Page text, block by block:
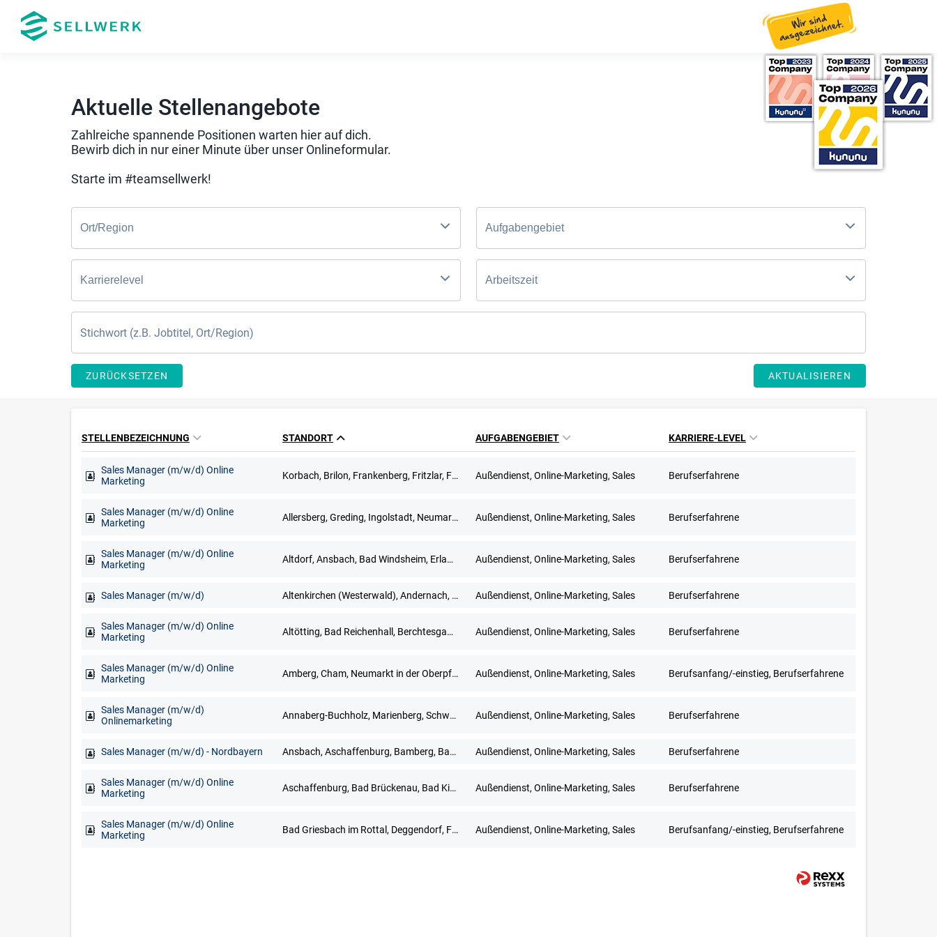
Aktuelle Stellenangebote
Zahlreiche spannende Positionen warten hier auf dich.
Bewirb dich in nur einer Minute über unser Onlineformular.
Starte im #teamsellwerk!
Ort/Region Aufgabengebiet
Karrierelevel Arbeitszeit
ZURÜCKSETZEN AKTUALISIEREN
STELLENBEZEICHNUNG STANDORT AUFGABENGEBIET KARRIERE-LEVEL
Sales Manager (m/w/d) Online
Marketing
Korbach, Brilon, Frankenberg, Fritzlar, Fuldabrück, Kassel, Kirchhain, Marburg, Meschede, Schwalmstadt, Siegen Außendienst, Online-Marketing, Sales Berufserfahrene
Sales Manager (m/w/d) Online
Marketing
Allersberg, Greding, Ingolstadt, Neumarkt in der Oberpfalz, Nürnberg, Roth Außendienst, Online-Marketing, Sales Berufserfahrene
Sales Manager (m/w/d) Online
Marketing
Altdorf, Ansbach, Bad Windsheim, Erlangen, Fürth, Neustadt an der Aisch, Nürnberg, Treuchtlingen, Uffenheim Außendienst, Online-Marketing, Sales Berufserfahrene
Sales Manager (m/w/d) Altenkirchen (Westerwald), Andernach, Bendorf, Cochem, Koblenz, Mayen, Montabaur, Neuwied, Trier, Westerburg Außendienst, Online-Marketing, Sales Berufserfahrene
Sales Manager (m/w/d) Online
Marketing
Altötting, Bad Reichenhall, Berchtesgaden, Freilassing, Grassau, Inzell, Mühldorf am Inn, Prien am Chiemsee, Ruhpolding, Traunstein Außendienst, Online-Marketing, Sales Berufserfahrene
Sales Manager (m/w/d) Online
Marketing
Amberg, Cham, Neumarkt in der Oberpfalz, Regensburg, Schwandorf, Vohenstrauß, Weiden Außendienst, Online-Marketing, Sales Berufsanfang/-einstieg, Berufserfahrene
Sales Manager (m/w/d)
Onlinemarketing
Annaberg-Buchholz, Marienberg, Schwarzenberg/Erzgebirge Außendienst, Online-Marketing, Sales Berufserfahrene
Sales Manager (m/w/d) - Nordbayern Ansbach, Aschaffenburg, Bamberg, Bayreuth, Coburg, Hof, Nürnberg, Regensburg, Schweinfurt, Würzburg Außendienst, Online-Marketing, Sales Berufserfahrene
Sales Manager (m/w/d) Online
Marketing
Aschaffenburg, Bad Brückenau, Bad Kissingen, Bad Neustadt an der Saale, Darmstadt, Haßfurt, Lohr am Main, Miltenberg, Schweinfurt, Würzburg Außendienst, Online-Marketing, Sales Berufserfahrene
Sales Manager (m/w/d) Online
Marketing
Bad Griesbach im Rottal, Deggendorf, Freyung, Grafenau, Regen, Straubing Außendienst, Online-Marketing, Sales Berufsanfang/-einstieg, Berufserfahrene